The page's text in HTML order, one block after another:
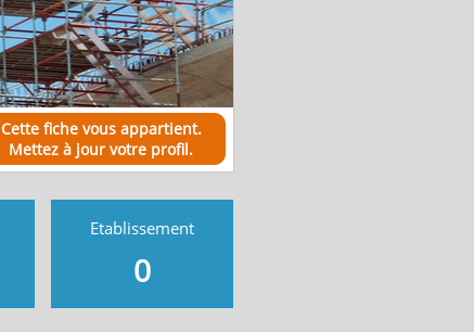
Cette fiche vous appartient.
Mettez à jour votre profil.
Etablissement
0